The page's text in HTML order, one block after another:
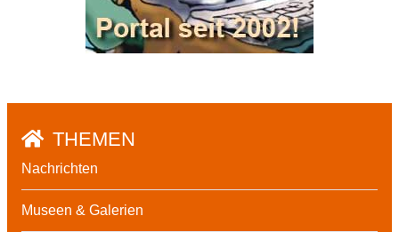
THEMEN
Nachrichten
Museen & Galerien